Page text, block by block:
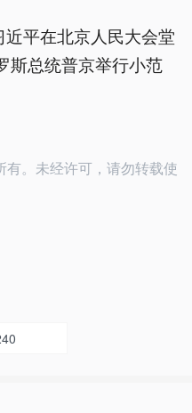
平在北京人民大会堂
斯总统普京举行小范
。未经许可，请勿转载使